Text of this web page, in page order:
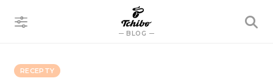
BLOG
VYHĽADÁVANIE
RECEPTY